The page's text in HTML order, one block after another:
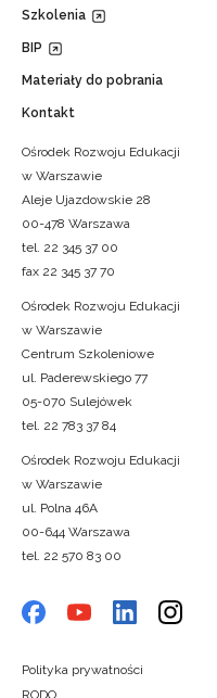
Szkolenia
BIP
Materiały do pobrania
Kontakt
Ośrodek Rozwoju Edukacji
w Warszawie
Aleje Ujazdowskie 28
00-478 Warszawa
tel. 22 345 37 00
fax 22 345 37 70
Ośrodek Rozwoju Edukacji
w Warszawie
Centrum Szkoleniowe
ul. Paderewskiego 77
05-070 Sulejówek
tel. 22 783 37 84
Ośrodek Rozwoju Edukacji
w Warszawie
ul. Polna 46A
00-644 Warszawa
tel. 22 570 83 00
Polityka prywatności
RODO